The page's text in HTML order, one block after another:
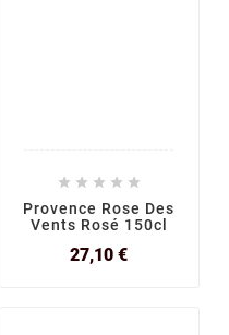
    
Provence Rose Des
Vents Rosé 150cl
27,10 €Prix